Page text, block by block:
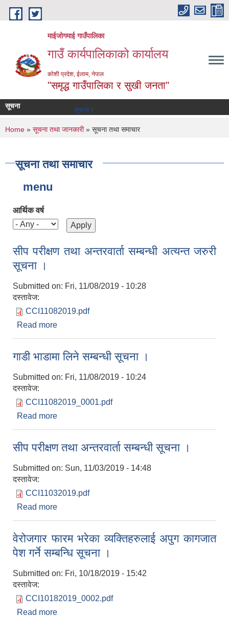
Skip to main content
माईजोगमाई गाउँपालिका
गाउँ कार्यपालिकाको कार्यालय
कोशी प्रदेश, ईलाम, नेपाल
"समृद्ध गाउँपालिका र सुखी जनता"
सूचना सूचना तथा समाचार
You are here
Home » सूचना तथा जानकारी» सूचना तथा समाचार
सूचना तथा समाचार
menu
आर्थिक वर्ष
सीप परीक्षण तथा अन्तरवार्ता सम्बन्धी अत्यन्त जरुरी
सूचना ।
Submitted on: Fri, 11/08/2019 - 10:28
दस्तावेज:
CCI11082019.pdf
Read more
गाडी भाडामा लिने सम्बन्धी सूचना ।
Submitted on: Fri, 11/08/2019 - 10:24
दस्तावेज:
CCI11082019_0001.pdf
Read more
सीप परीक्षण तथा अन्तरवार्ता सम्बन्धी सूचना ।
Submitted on: Sun, 11/03/2019 - 14:48
दस्तावेज:
CCI11032019.pdf
Read more
वेरोजगार फारम भरेका व्यक्तिहरुलाई अपुग कागजात
पेश गर्ने सम्बन्धि सूचना ।
Submitted on: Fri, 10/18/2019 - 15:42
दस्तावेज:
CCI10182019_0002.pdf
Read more